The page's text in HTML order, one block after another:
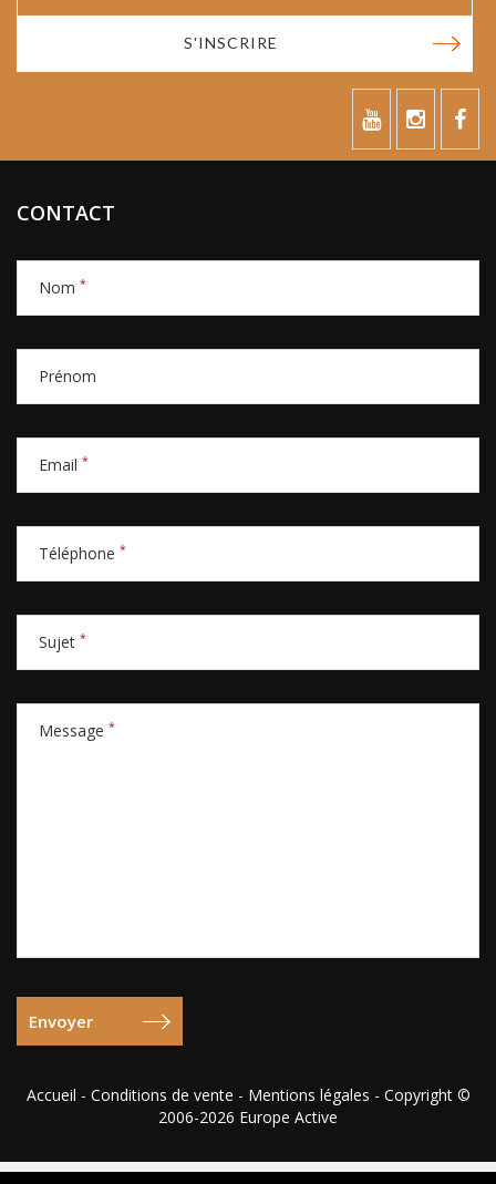
S'INSCRIRE
CONTACT
Nom *
Prénom
Email *
Téléphone *
Sujet *
Message *
Accueil - Conditions de vente - Mentions légales - Copyright ©
2006-2026 Europe Active